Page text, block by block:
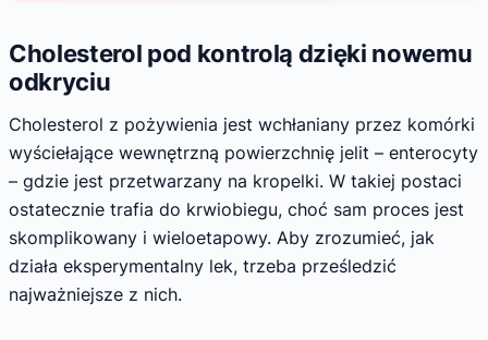
Cholesterol pod kontrolą dzięki nowemu
odkryciu
Cholesterol z pożywienia jest wchłaniany przez komórki
wyściełające wewnętrzną powierzchnię jelit – enterocyty
– gdzie jest przetwarzany na kropelki. W takiej postaci
ostatecznie trafia do krwiobiegu, choć sam proces jest
skomplikowany i wieloetapowy. Aby zrozumieć, jak
działa eksperymentalny lek, trzeba prześledzić
najważniejsze z nich.